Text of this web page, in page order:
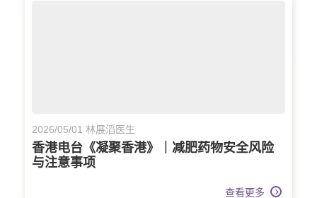
2026/05/01 林展滔医生
香港电台《凝聚香港》｜减肥药物安全风险
与注意事项
查看更多